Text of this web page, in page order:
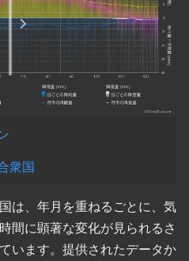
衆国
は、年月を重ねるごとに、気
間に顕著な変化が見られるさ
います。提供されたデータか